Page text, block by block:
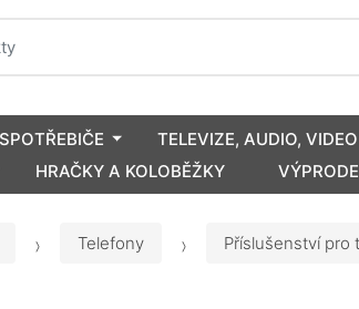
TELEVIZE, AUDIO, VIDEO
HRAČKY A KOLOBĚŽKY
Telefony Příslušenství pro